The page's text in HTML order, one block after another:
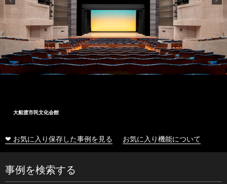
大船渡市民文化会館
❤ お気に入り保存した事例を見る お気に入り機能について
事例を検索する